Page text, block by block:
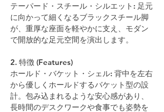
テーパード・スチール・シルエット: 足元
に向かって細くなるブラックスチール脚
が、重厚な座面を軽やかに支え、モダン
で開放的な足元空間を演出します。
2. 特徴 (Features)
ホールド・バケット・シェル: 背中を左右
から優しくホールドするバケット型の設
計。包み込まれるような安心感があり、
長時間のデスクワークや食事でも姿勢を